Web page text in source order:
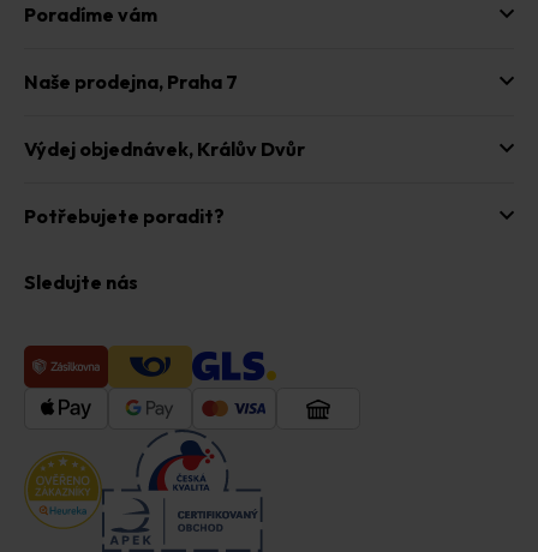
Poradíme vám
Naše prodejna, Praha 7
Výdej objednávek, Králův Dvůr
Potřebujete poradit?
Sledujte nás